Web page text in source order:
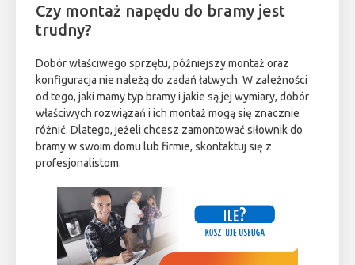
Czy montaż napędu do bramy jest
trudny?
Dobór właściwego sprzętu, późniejszy montaż oraz
konfiguracja nie należą do zadań łatwych. W zależności
od tego, jaki mamy typ bramy i jakie są jej wymiary, dobór
właściwych rozwiązań i ich montaż mogą się znacznie
różnić. Dlatego, jeżeli chcesz zamontować siłownik do
bramy w swoim domu lub firmie, skontaktuj się z
profesjonalistom.